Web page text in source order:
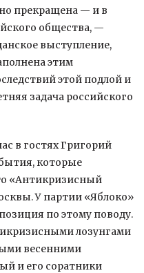
прекращена — и в
общества, —
выступление,
этим
этой подлой и
задача российского
в гостях Григорий
которые
«Антикризисный
У партии «Яблоко»
по этому поводу.
лозунгами
весенними
и его соратники